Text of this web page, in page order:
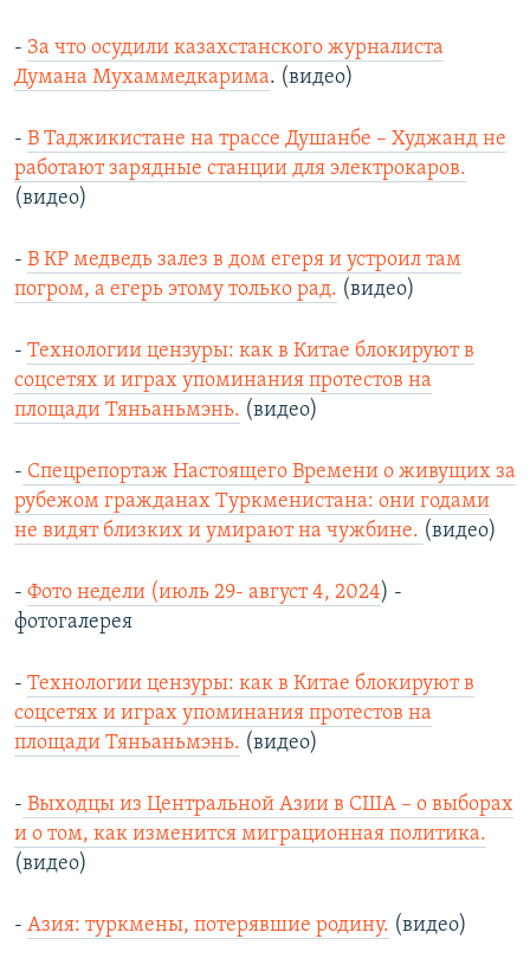
- За что осудили казахстанского журналиста
Думана Мухаммедкарима. (видео)
- В Таджикистане на трассе Душанбе – Худжанд не
работают зарядные станции для электрокаров.
(видео)
- В КР медведь залез в дом егеря и устроил там
погром, а егерь этому только рад. (видео)
- Технологии цензуры: как в Китае блокируют в
соцсетях и играх упоминания протестов на
площади Тяньаньмэнь. (видео)
- Спецрепортаж Настоящего Времени о живущих за
рубежом гражданах Туркменистана: они годами
не видят близких и умирают на чужбине. (видео)
- Фото недели (июль 29- август 4, 2024) -
фотогалерея
- Технологии цензуры: как в Китае блокируют в
соцсетях и играх упоминания протестов на
площади Тяньаньмэнь. (видео)
- Выходцы из Центральной Азии в США – о выборах
и о том, как изменится миграционная политика.
(видео)
- Азия: туркмены, потерявшие родину. (видео)